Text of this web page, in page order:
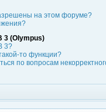
на этом форуме?
3 (Olympus)
3?
то функции?
по вопросам